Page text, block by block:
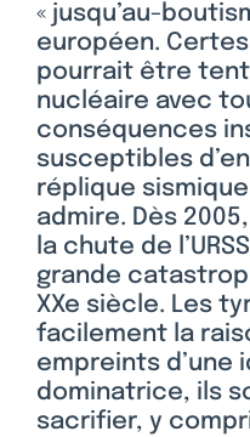
« jusqu’au-
européen.
pourrait être
nucléaire avec
conséquences
susceptibles
réplique
admire. Dès
la chute de
grande
XXe siècle. Les
facilement la
empreints d’une
dominatrice, ils
sacrifier, y